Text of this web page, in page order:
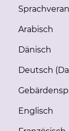
Arabisch
Dänisch
Deutsch
Englisch